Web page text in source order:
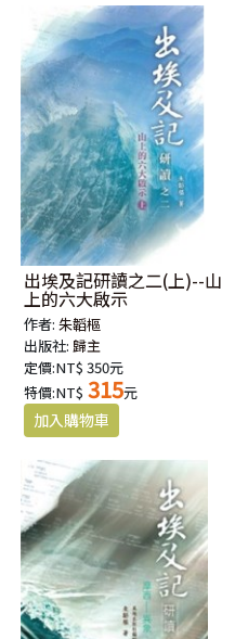
出埃及記研讀之二(上)--山
上的六大啟示
作者:朱韜樞
出版社:歸主
定價:NT$ 350元
特價:NT$ 315元